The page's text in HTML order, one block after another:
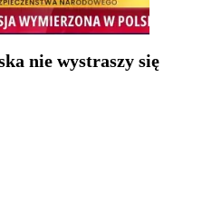
nie wystraszy się